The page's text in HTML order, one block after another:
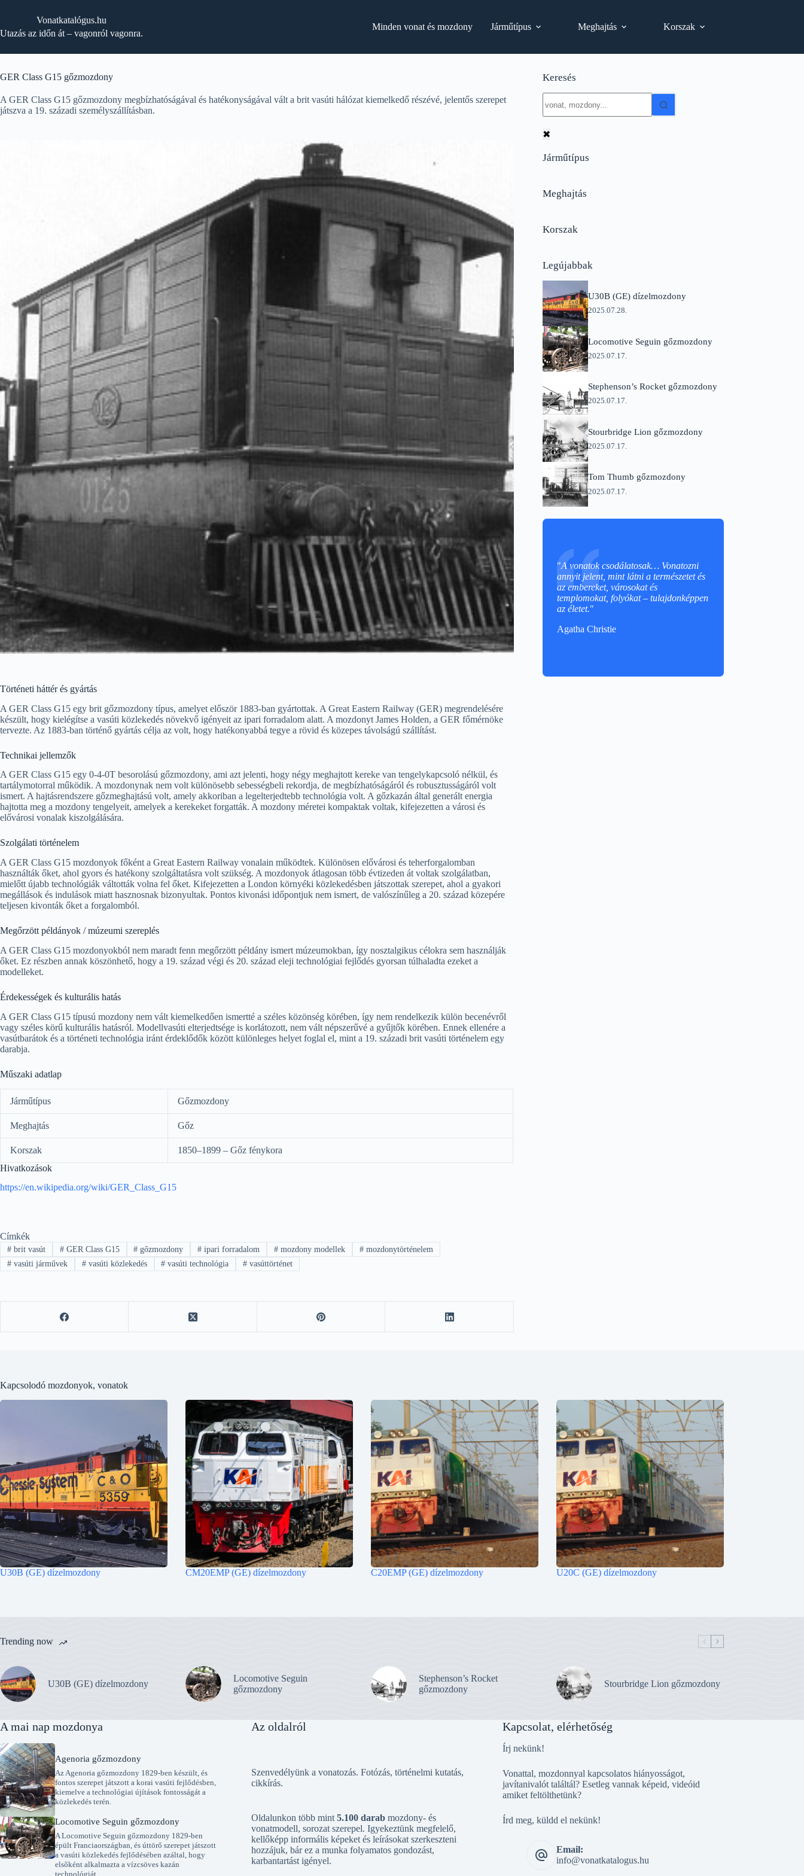
Vonatkatalógus.hu
Utazás az időn át – vagonról vagonra.
Minden vonat és mozdony Járműtípus Meghajtás Korszak
GER Class G15 gőzmozdony
A GER Class G15 gőzmozdony megbízhatóságával és hatékonyságával vált a brit vasúti hálózat kiemelkedő részévé, jelentős szerepet
játszva a 19. századi személyszállításban.
Történeti háttér és gyártás
A GER Class G15 egy brit gőzmozdony típus, amelyet először 1883-ban gyártottak. A Great Eastern Railway (GER) megrendelésére
készült, hogy kielégítse a vasúti közlekedés növekvő igényeit az ipari forradalom alatt. A mozdonyt James Holden, a GER főmérnöke
tervezte. Az 1883-ban történő gyártás célja az volt, hogy hatékonyabbá tegye a rövid és közepes távolságú szállítást.
Technikai jellemzők
A GER Class G15 egy 0-4-0T besorolású gőzmozdony, ami azt jelenti, hogy négy meghajtott kereke van tengelykapcsoló nélkül, és
tartálymotorral működik. A mozdonynak nem volt különösebb sebességbeli rekordja, de megbízhatóságáról és robusztusságáról volt
ismert. A hajtásrendszere gőzmeghajtású volt, amely akkoriban a legelterjedtebb technológia volt. A gőzkazán által generált energia
hajtotta meg a mozdony tengelyeit, amelyek a kerekeket forgatták. A mozdony méretei kompaktak voltak, kifejezetten a városi és
elővárosi vonalak kiszolgálására.
Szolgálati történelem
A GER Class G15 mozdonyok főként a Great Eastern Railway vonalain működtek. Különösen elővárosi és teherforgalomban
használták őket, ahol gyors és hatékony szolgáltatásra volt szükség. A mozdonyok átlagosan több évtizeden át voltak szolgálatban,
mielőtt újabb technológiák váltották volna fel őket. Kifejezetten a London környéki közlekedésben játszottak szerepet, ahol a gyakori
megállások és indulások miatt hasznosnak bizonyultak. Pontos kivonási időpontjuk nem ismert, de valószínűleg a 20. század közepére
teljesen kivonták őket a forgalomból.
Megőrzött példányok / múzeumi szereplés
A GER Class G15 mozdonyokból nem maradt fenn megőrzött példány ismert múzeumokban, így nosztalgikus célokra sem használják
őket. Ez részben annak köszönhető, hogy a 19. század végi és 20. század eleji technológiai fejlődés gyorsan túlhaladta ezeket a
modelleket.
Érdekességek és kulturális hatás
A GER Class G15 típusú mozdony nem vált kiemelkedően ismertté a széles közönség körében, így nem rendelkezik külön becenévről
vagy széles körű kulturális hatásról. Modellvasúti elterjedtsége is korlátozott, nem vált népszerűvé a gyűjtők körében. Ennek ellenére a
vasútbarátok és a történeti technológia iránt érdeklődők között különleges helyet foglal el, mint a 19. századi brit vasúti történelem egy
darabja.
Műszaki adatlap
Járműtípus Gőzmozdony
Meghajtás Gőz
Korszak
1850–1899 – Gőz fénykora
Hivatkozások
https://en.wikipedia.org/wiki/GER_Class_G15
Címkék
#brit vasút #GER Class G15 # gőzmozdony # ipari forradalom # mozdony modellek #mozdonytörténelem
#vasúti járművek #vasúti közlekedés # vasúti technológia # vasúttörténet
Keresés
results
✖
Járműtípus
Meghajtás
Korszak
Legújabbak
U30B (GE) dízelmozdony
2025.07.28.
Locomotive Seguin gőzmozdony
2025.07.17.
Stephenson’s Rocket gőzmozdony
2025.07.17.
Stourbridge Lion gőzmozdony
2025.07.17.
Tom Thumb gőzmozdony
2025.07.17.
"A vonatok csodálatosak… Vonatozni
annyit jelent, mint látni a természetet és
az embereket, városokat és
templomokat, folyókat – tulajdonképpen
az életet."
Agatha Christie
Kapcsolodó mozdonyok, vonatok
U30B (GE) dízelmozdony CM20EMP (GE) dízelmozdony C20EMP (GE) dízelmozdony U20C (GE) dízelmozdony
Trending now
U30B (GE) dízelmozdony
Locomotive Seguin
gőzmozdony
Stephenson’s Rocket
gőzmozdony
Stourbridge Lion gőzmozdony
A mai nap mozdonya
Agenoria gőzmozdony
Az Agenoria gőzmozdony 1829-ben készült, és
fontos szerepet játszott a korai vasúti fejlődésben,
kiemelve a technológiai újítások fontosságát a
közlekedés terén.
Locomotive Seguin gőzmozdony
A Locomotive Seguin gőzmozdony 1829-ben
épült Franciaországban, és úttörő szerepet játszott
a vasúti közlekedés fejlődésében azáltal, hogy
elsőként alkalmazta a vízcsöves kazán
technológiát.
Az oldalról
Szenvedélyünk a vonatozás. Fotózás, történelmi kutatás,
cikkírás.
Oldalunkon több mint 5.100 darabmozdony- és
vonatmodell, sorozat szerepel. Igyekeztünk megfelelő,
kellőképp informális képeket és leírásokat szerkeszteni
hozzájuk, bár ez a munka folyamatos gondozást,
karbantartást igényel.
Kapcsolat, elérhetőség
Írj nekünk!
Vonattal, mozdonnyal kapcsolatos hiányosságot,
javítanivalót találtál? Esetleg vannak képeid, videóid
amiket feltölthetünk?
Írd meg, küldd el nekünk!
Email:
info@vonatkatalogus.hu